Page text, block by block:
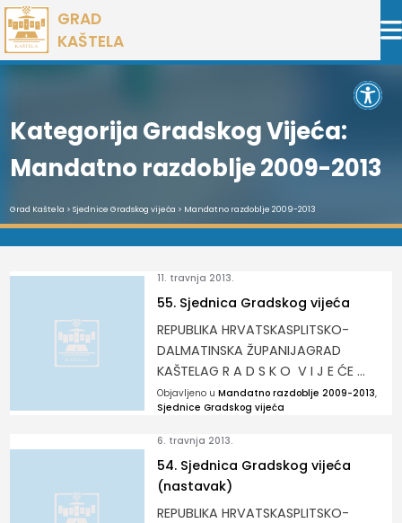
Preskoči
na
sadržaj
GRAD
KAŠTELA
Kategorija Gradskog Vijeća:
Mandatno razdoblje 2009-2013
Grad Kaštela > Sjednice Gradskog vijeća > Mandatno razdoblje 2009-2013
11. travnja 2013.
55. Sjednica Gradskog vijeća
REPUBLIKA HRVATSKASPLITSKO-
DALMATINSKA ŽUPANIJAGRAD
KAŠTELAG R A D S K O V I J E ĆE ...
Objavljeno uMandatno razdoblje 2009-2013,
Sjednice Gradskog vijeća
6. travnja 2013.
54. Sjednica Gradskog vijeća
(nastavak)
REPUBLIKA HRVATSKASPLITSKO-